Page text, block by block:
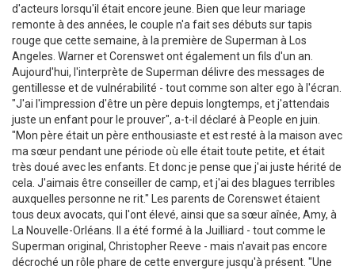
d'acteurs lorsqu'il était encore jeune. Bien que leur mariage
remonte à des années, le couple n'a fait ses débuts sur tapis
rouge que cette semaine, à la première de Superman à Los
Angeles. Warner et Corenswet ont également un fils d'un an.
Aujourd'hui, l'interprète de Superman délivre des messages de
gentillesse et de vulnérabilité - tout comme son alter ego à l'écran.
"J'ai l'impression d'être un père depuis longtemps, et j'attendais
juste un enfant pour le prouver", a-t-il déclaré à People en juin.
"Mon père était un père enthousiaste et est resté à la maison avec
ma sœur pendant une période où elle était toute petite, et était
très doué avec les enfants. Et donc je pense que j'ai juste hérité de
cela. J'aimais être conseiller de camp, et j'ai des blagues terribles
auxquelles personne ne rit." Les parents de Corenswet étaient
tous deux avocats, qui l'ont élevé, ainsi que sa sœur aînée, Amy, à
La Nouvelle-Orléans. Il a été formé à la Juilliard - tout comme le
Superman original, Christopher Reeve - mais n'avait pas encore
décroché un rôle phare de cette envergure jusqu'à présent. "Une